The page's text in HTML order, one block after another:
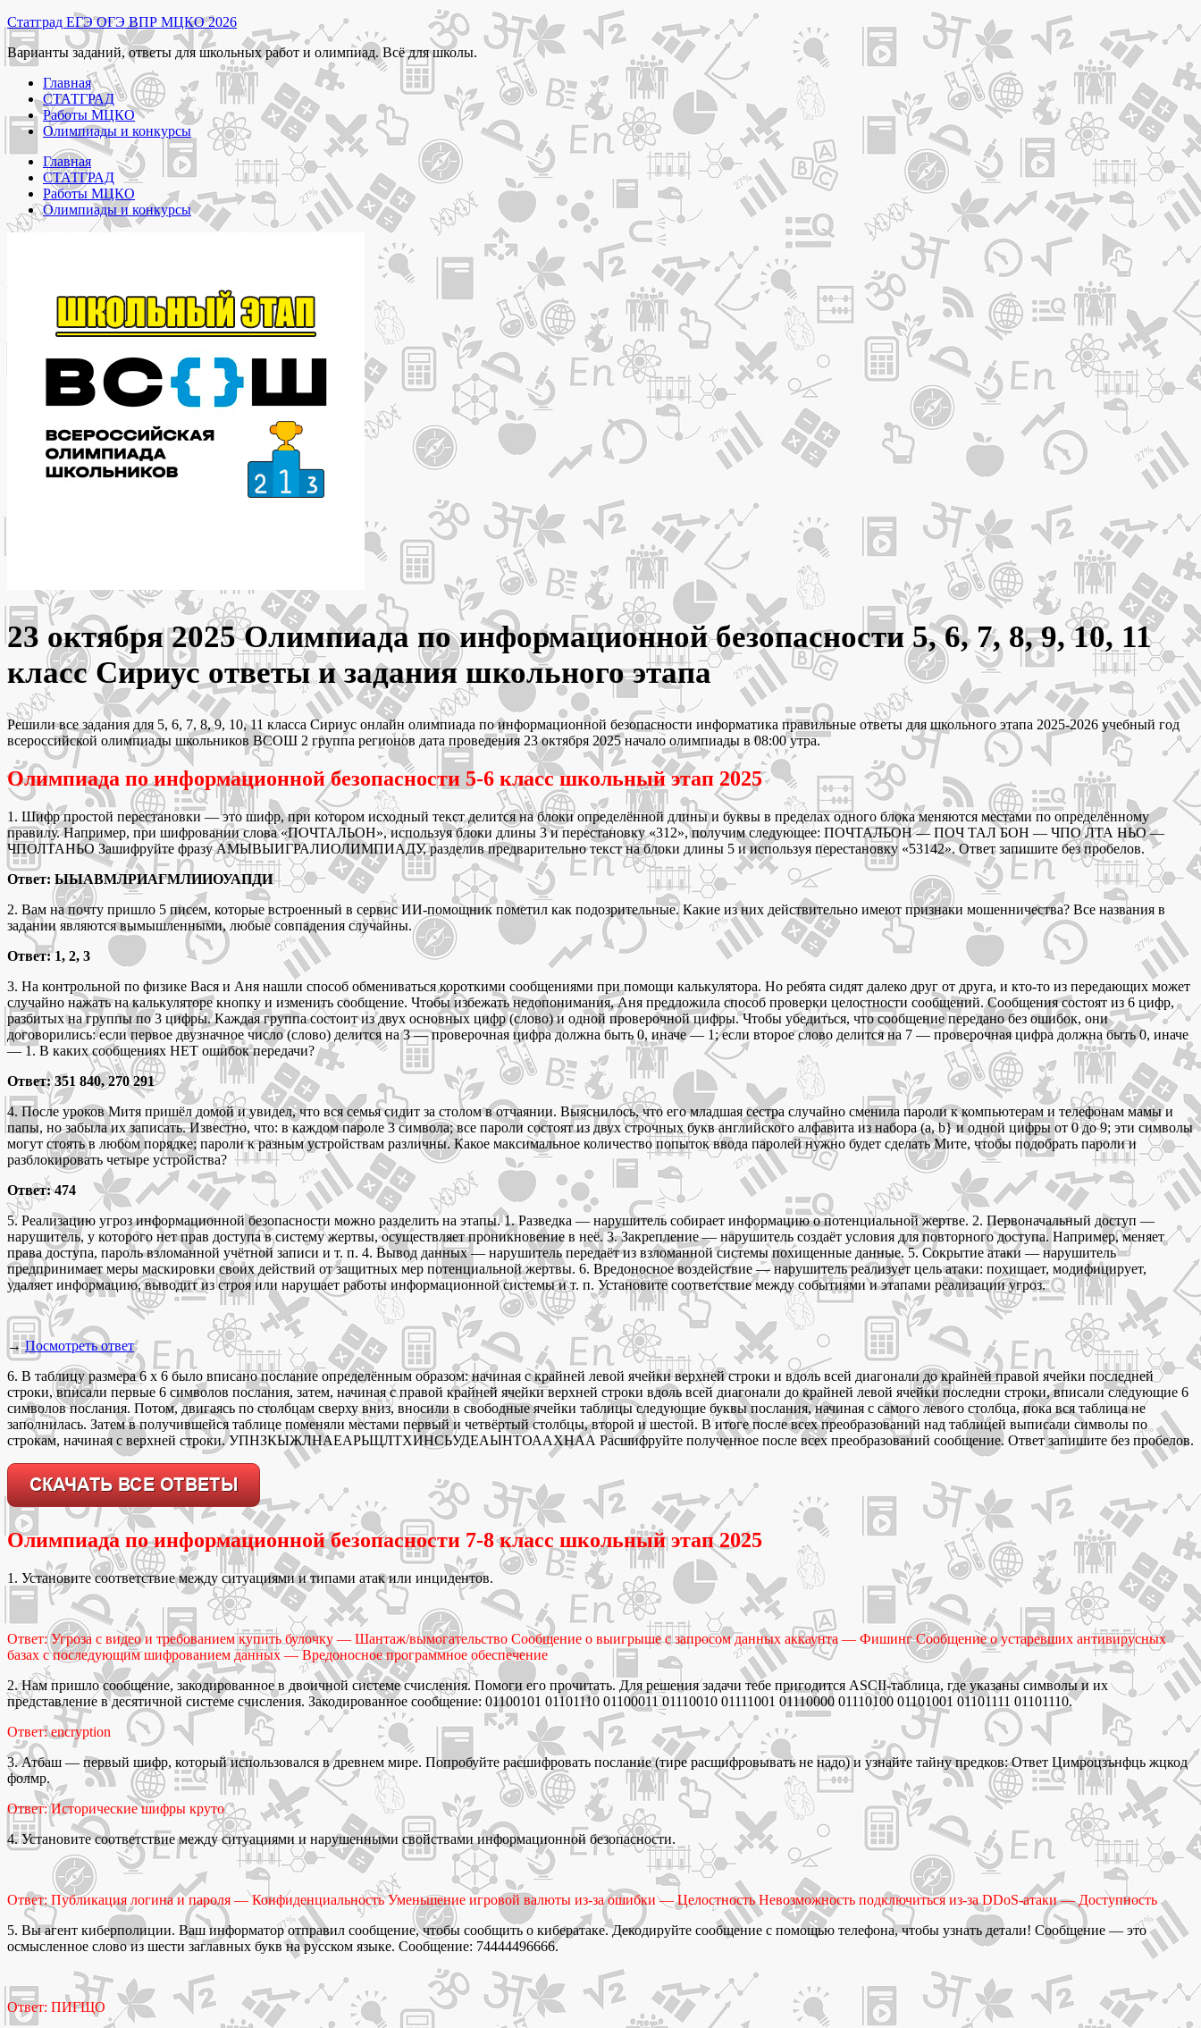
Перейти
к
содержимому
Статград ЕГЭ ОГЭ ВПР МЦКО 2026
Варианты заданий, ответы для школьных работ и олимпиад. Всё для школы.
Главная
СТАТГРАД
Работы МЦКО
Олимпиады и конкурсы
Главная
СТАТГРАД
Работы МЦКО
Олимпиады и конкурсы
23 октября 2025 Олимпиада по информационной безопасности 5, 6, 7, 8, 9, 10, 11
класс Сириус ответы и задания школьного этапа
Решили все задания для 5, 6, 7, 8, 9, 10, 11 класса Сириус онлайн олимпиада по информационной безопасности информатика правильные ответы для школьного этапа 2025-2026 учебный год
всероссийской олимпиады школьников ВСОШ 2 группа регионов дата проведения 23 октября 2025 начало олимпиады в 08:00 утра.
Олимпиада по информационной безопасности 5-6 класс школьный этап 2025
1. Шифр простой перестановки — это шифр, при котором исходный текст делится на блоки определённой длины и буквы в пределах одного блока меняются местами по определённому
правилу. Например, при шифровании слова «ПОЧТАЛЬОН», используя блоки длины 3 и перестановку «312», получим следующее: ПОЧТАЛЬОН — ПОЧ ТАЛ БОН — ЧПО ЛТА НЬО —
ЧПОЛТАНЬО Зашифруйте фразу АМЫВЫИГРАЛИОЛИМПИАДУ, разделив предварительно текст на блоки длины 5 и используя перестановку «53142». Ответ запишите без пробелов.
Ответ: ЫЫАВМЛРИАГМЛИИОУАПДИ
2. Вам на почту пришло 5 писем, которые встроенный в сервис ИИ-помощник пометил как подозрительные. Какие из них действительно имеют признаки мошенничества? Все названия в
задании являются вымышленными, любые совпадения случайны.
Ответ: 1, 2, 3
3. На контрольной по физике Вася и Аня нашли способ обмениваться короткими сообщениями при помощи калькулятора. Но ребята сидят далеко друг от друга, и кто-то из передающих может
случайно нажать на калькуляторе кнопку и изменить сообщение. Чтобы избежать недопонимания, Аня предложила способ проверки целостности сообщений. Сообщения состоят из 6 цифр,
разбитых на группы по 3 цифры. Каждая группа состоит из двух основных цифр (слово) и одной проверочной цифры. Чтобы убедиться, что сообщение передано без ошибок, они
договорились: если первое двузначное число (слово) делится на 3 — проверочная цифра должна быть 0, иначе — 1; если второе слово делится на 7 — проверочная цифра должна быть 0, иначе
— 1. В каких сообщениях НЕТ ошибок передачи?
Ответ: 351 840, 270 291
4. После уроков Митя пришёл домой и увидел, что вся семья сидит за столом в отчаянии. Выяснилось, что его младшая сестра случайно сменила пароли к компьютерам и телефонам мамы и
папы, но забыла их записать. Известно, что: в каждом пароле 3 символа; все пароли состоят из двух строчных букв английского алфавита из набора (а, b} и одной цифры от 0 до 9; эти символы
могут стоять в любом порядке; пароли к разным устройствам различны. Какое максимальное количество попыток ввода паролей нужно будет сделать Мите, чтобы подобрать пароли и
разблокировать четыре устройства?
Ответ: 474
5. Реализацию угроз информационной безопасности можно разделить на этапы. 1. Разведка — нарушитель собирает информацию о потенциальной жертве. 2. Первоначальный доступ —
нарушитель, у которого нет прав доступа в систему жертвы, осуществляет проникновение в неё. 3. Закрепление — нарушитель создаёт условия для повторного доступа. Например, меняет
права доступа, пароль взломанной учётной записи и т. п. 4. Вывод данных — нарушитель передаёт из взломанной системы похищенные данные. 5. Сокрытие атаки — нарушитель
предпринимает меры маскировки своих действий от защитных мер потенциальной жертвы. 6. Вредоносное воздействие — нарушитель реализует цель атаки: похищает, модифицирует,
удаляет информацию, выводит из строя или нарушает работы информационной системы и т. п. Установите соответствие между событиями и этапами реализации угроз.
→Посмотреть ответ
6. В таблицу размера 6 х 6 было вписано послание определённым образом: начиная с крайней левой ячейки верхней строки и вдоль всей диагонали до крайней правой ячейки последней
строки, вписали первые 6 символов послания, затем, начиная с правой крайней ячейки верхней строки вдоль всей диагонали до крайней левой ячейки последни строки, вписали следующие 6
символов послания. Потом, двигаясь по столбцам сверху вниз, вносили в свободные ячейки таблицы следующие буквы послания, начиная с самого левого столбца, пока вся таблица не
заполнилась. Затем в получившейся таблице поменяли местами первый и четвёртый столбцы, второй и шестой. В итоге после всех преобразований над таблицей выписали символы по
строкам, начиная с верхней строки. УПНЗКЫЖЛНАЕАРЬЩЛТХИНСЬУДЕАЫНТОААХНАА Расшифруйте полученное после всех преобразований сообщение. Ответ запишите без пробелов.
Олимпиада по информационной безопасности 7-8 класс школьный этап 2025
1. Установите соответствие между ситуациями и типами атак или инцидентов.
Ответ: Угроза с видео и требованием купить булочку — Шантаж/вымогательство Сообщение о выигрыше с запросом данных аккаунта — Фишинг Сообщение о устаревших антивирусных
базах с последующим шифрованием данных — Вредоносное программное обеспечение
2. Нам пришло сообщение, закодированное в двоичной системе счисления. Помоги его прочитать. Для решения задачи тебе пригодится ASCII-таблица, где указаны символы и их
представление в десятичной системе счисления. Закодированное сообщение: 01100101 01101110 01100011 01110010 01111001 01110000 01110100 01101001 01101111 01101110.
Ответ: encryption
3. Атбаш — первый шифр, который использовался в древнем мире. Попробуйте расшифровать послание (тире расшифровывать не надо) и узнайте тайну предков: Ответ Цимроцзънфць жцкод
фолмр.
Ответ: Исторические шифры круто
4. Установите соответствие между ситуациями и нарушенными свойствами информационной безопасности.
Ответ: Публикация логина и пароля — Конфиденциальность Уменьшение игровой валюты из-за ошибки — Целостность Невозможность подключиться из-за DDoS-атаки — Доступность
5. Вы агент киберполиции. Ваш информатор отправил сообщение, чтобы сообщить о кибератаке. Декодируйте сообщение с помощью телефона, чтобы узнать детали! Сообщение — это
осмысленное слово из шести заглавных букв на русском языке. Сообщение: 74444496666.
Ответ: ПИГЩО